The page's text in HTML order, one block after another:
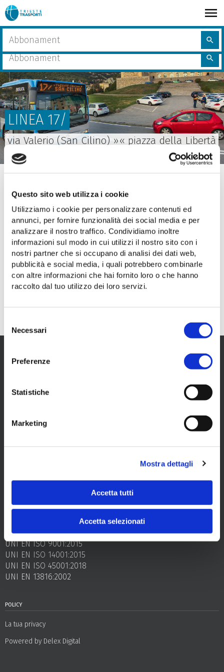
Questo sito web utilizza i cookie
Utilizziamo i cookie per personalizzare contenuti ed
annunci, per fornire funzionalità dei social media e per
analizzare il nostro traffico. Condividiamo inoltre
informazioni sul modo in cui utilizzi il nostro sito con i
nostri partner che si occupano di analisi dei dati web,
pubblicità e social media, i quali potrebbero combinarle
con altre informazioni che hai fornito loro o che hanno
raccolto dal tuo utilizzo dei loro servizi.
delNecessari
Preferenze
Statistiche
Marketing
Mostra dettagli
Accetta tutti
Accetta selezionati
Salta
al
contenuto
principale
Cerca
sito
search
share
Cerca
sito
search
LINEA 17/
via Valerio (San Cilino) »« piazza della Libertà
(stazione FS)
Via Valerio (San Cilino)» piazzale Europa (università)
FS)
Allegati
linea 17/ | via Valerio (San Cilino) »« piazza
della Libertà (stazione FS) | dal 7 giugno al 13
29 mag 2026 - PDF
capitale sociale
UNI EN ISO 9001:2015
UNI EN ISO 14001:2015
UNI EN ISO 45001:2018
UNI EN 13816:2002
policy
La tua privacy
Powered by Delex Digital